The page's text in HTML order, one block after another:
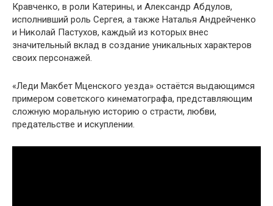
Кравченко, в роли Катерины, и Александр Абдулов,
исполнивший роль Сергея, а также Наталья Андрейченко
и Николай Пастухов, каждый из которых внес
значительный вклад в создание уникальных характеров
своих персонажей.
«Леди Макбет Мценского уезда» остаётся выдающимся
примером советского кинематографа, представляющим
сложную моральную историю о страсти, любви,
предательстве и искуплении.